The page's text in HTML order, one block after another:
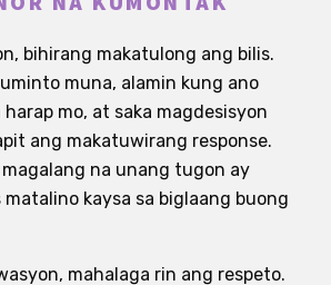
bihirang makatulong ang bilis.
muna, alamin kung ano
mo, at saka magdesisyon
ang makatuwirang response.
na unang tugon ay
matalino kaysa sa biglaang buong
mahalaga rin ang respeto.